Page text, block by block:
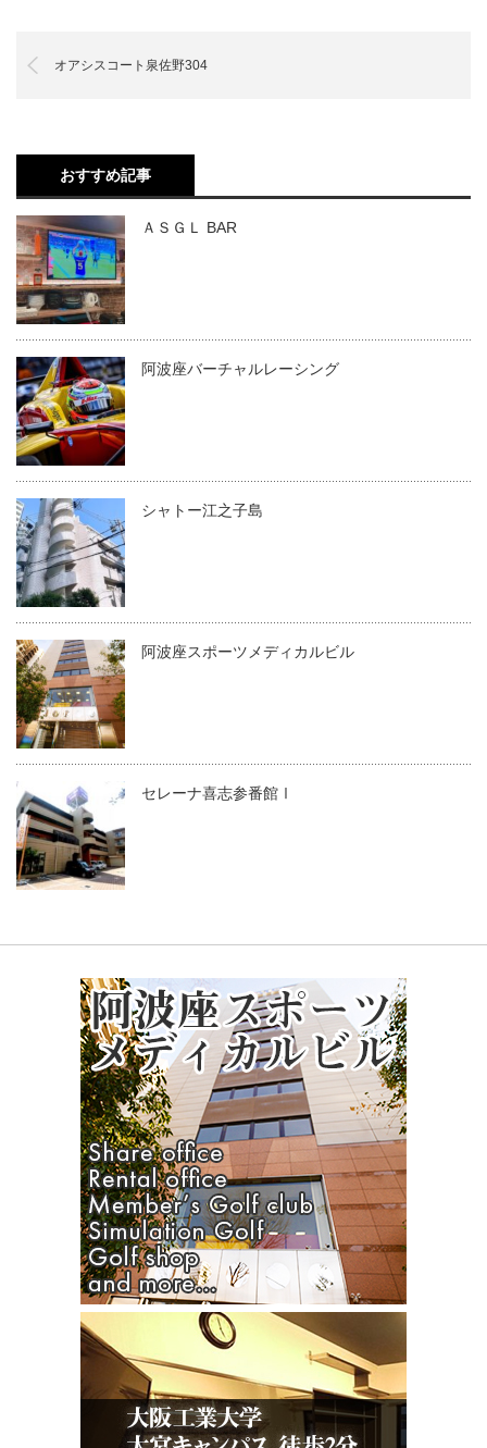
オアシスコート泉佐野304
おすすめ記事
ＡＳＧＬ BAR
阿波座バーチャルレーシング
シャトー江之子島
阿波座スポーツメディカルビル
セレーナ喜志参番館Ⅰ